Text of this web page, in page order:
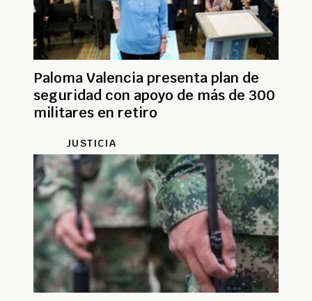
Paloma Valencia presenta plan de
seguridad con apoyo de más de 300
militares en retiro
JUSTICIA